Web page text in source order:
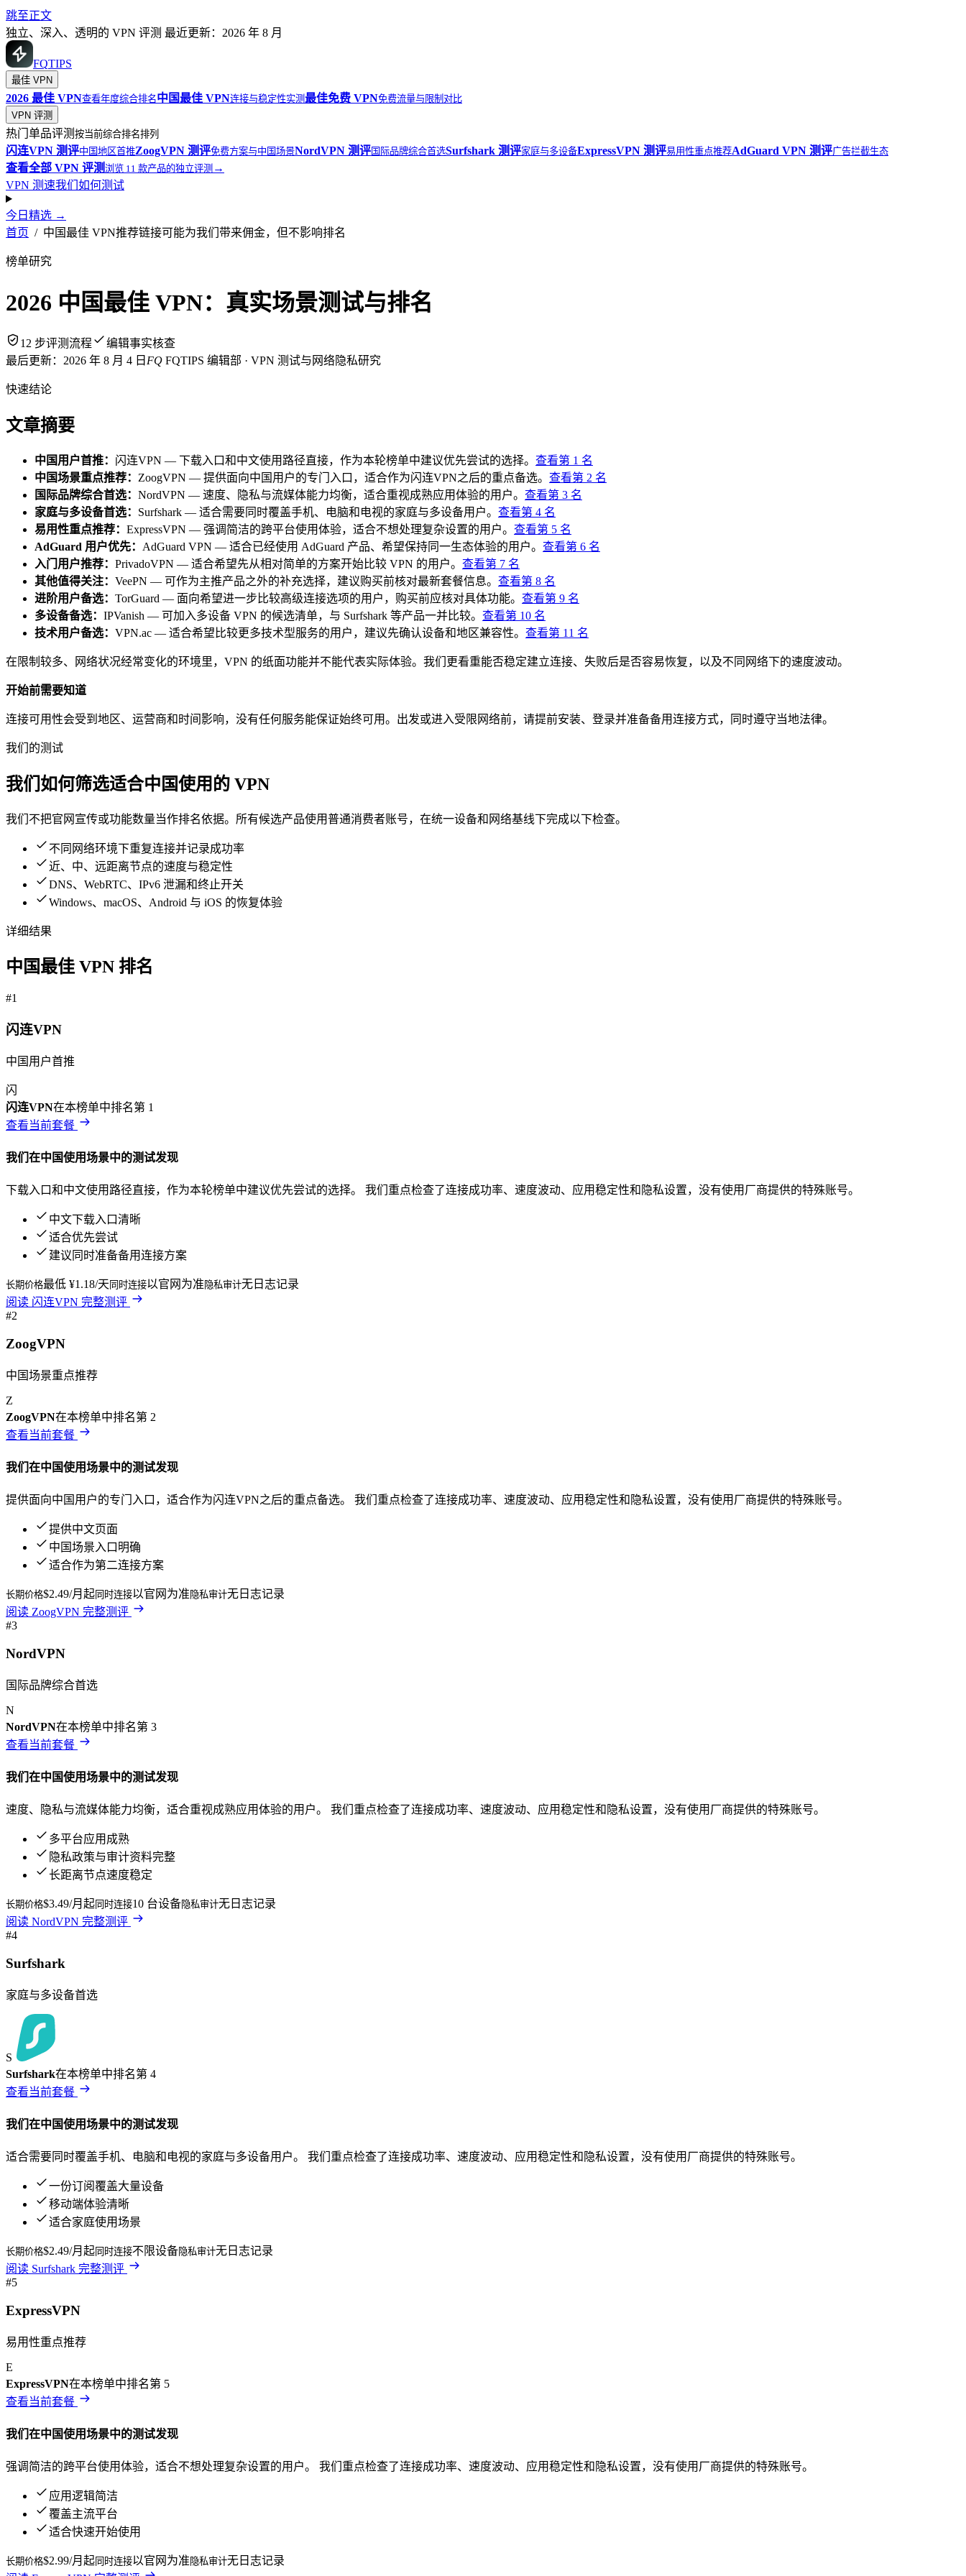
跳至正文
独立、深入、透明的 VPN 评测 最近更新：2026 年 8 月
FQTIPS
最佳 VPN
2026 最佳 VPN查看年度综合排名中国最佳 VPN连接与稳定性实测最佳免费 VPN免费流量与限制对比
VPN 评测
热门单品评测 按当前综合排名排列
闪连VPN 测评中国地区首推ZoogVPN 测评免费方案与中国场景NordVPN 测评 国际品牌综合首选Surfshark 测评家庭与多设备ExpressVPN 测评易用性重点推荐AdGuard VPN 测评广告拦截生态
查看全部 VPN 评测浏览 11 款产品的独立评测 →
VPN 测速我们如何测试
今日精选 →
首页 / 中国最佳 VPN推荐链接可能为我们带来佣金，但不影响排名
榜单研究
2026 中国最佳 VPN：真实场景测试与排名
12 步评测流程
编辑事实核查
最后更新： 2026 年 8 月 4 日 FQ FQTIPS 编辑部 · VPN 测试与网络隐私研究
快速结论
文章摘要
中国用户首推： 闪连VPN — 下载入口和中文使用路径直接，作为本轮榜单中建议优先尝试的选择。 查看第 1 名
中国场景重点推荐： ZoogVPN — 提供面向中国用户的专门入口，适合作为闪连VPN之后的重点备选。 查看第 2 名
国际品牌综合首选： NordVPN — 速度、隐私与流媒体能力均衡，适合重视成熟应用体验的用户。 查看第 3 名
家庭与多设备首选： Surfshark — 适合需要同时覆盖手机、电脑和电视的家庭与多设备用户。 查看第 4 名
易用性重点推荐： ExpressVPN — 强调简洁的跨平台使用体验，适合不想处理复杂设置的用户。 查看第 5 名
AdGuard 用户优先： AdGuard VPN — 适合已经使用 AdGuard 产品、希望保持同一生态体验的用户。 查看第 6 名
入门用户推荐： PrivadoVPN — 适合希望先从相对简单的方案开始比较 VPN 的用户。 查看第 7 名
其他值得关注： VeePN — 可作为主推产品之外的补充选择，建议购买前核对最新套餐信息。 查看第 8 名
进阶用户备选： TorGuard — 面向希望进一步比较高级连接选项的用户，购买前应核对具体功能。 查看第 9 名
多设备备选： IPVanish — 可加入多设备 VPN 的候选清单，与 Surfshark 等产品一并比较。 查看第 10 名
技术用户备选： VPN.ac — 适合希望比较更多技术型服务的用户，建议先确认设备和地区兼容性。 查看第 11 名
在限制较多、网络状况经常变化的环境里，VPN 的纸面功能并不能代表实际体验。我们更看重能否稳定建立连接、失败后是否容易恢复，以及不同网络下的速度波动。
开始前需要知道
连接可用性会受到地区、运营商和时间影响，没有任何服务能保证始终可用。出发或进入受限网络前，请提前安装、登录并准备备用连接方式，同时遵守当地法律。
我们的测试
我们如何筛选适合中国使用的 VPN
我们不把官网宣传或功能数量当作排名依据。所有候选产品使用普通消费者账号，在统一设备和网络基线下完成以下检查。
不同网络环境下重复连接并记录成功率
近、中、远距离节点的速度与稳定性
DNS、WebRTC、IPv6 泄漏和终止开关
Windows、macOS、Android 与 iOS 的恢复体验
详细结果
中国最佳 VPN 排名
#1
闪连VPN
中国用户首推
闪
闪连VPN在本榜单中排名第 1
查看当前套餐
我们在中国使用场景中的测试发现
下载入口和中文使用路径直接，作为本轮榜单中建议优先尝试的选择。 我们重点检查了连接成功率、速度波动、应用稳定性和隐私设置，没有使用厂商提供的特殊账号。
中文下载入口清晰
适合优先尝试
建议同时准备备用连接方案
长期价格最低 ¥1.18/天 同时连接以官网为准 隐私审计无日志记录
阅读 闪连VPN 完整测评
#2
ZoogVPN
中国场景重点推荐
Z
ZoogVPN在本榜单中排名第 2
查看当前套餐
我们在中国使用场景中的测试发现
提供面向中国用户的专门入口，适合作为闪连VPN之后的重点备选。 我们重点检查了连接成功率、速度波动、应用稳定性和隐私设置，没有使用厂商提供的特殊账号。
提供中文页面
中国场景入口明确
适合作为第二连接方案
长期价格$2.49/月起 同时连接以官网为准 隐私审计无日志记录
阅读 ZoogVPN 完整测评
#3
NordVPN
国际品牌综合首选
N
NordVPN在本榜单中排名第 3
查看当前套餐
我们在中国使用场景中的测试发现
速度、隐私与流媒体能力均衡，适合重视成熟应用体验的用户。 我们重点检查了连接成功率、速度波动、应用稳定性和隐私设置，没有使用厂商提供的特殊账号。
多平台应用成熟
隐私政策与审计资料完整
长距离节点速度稳定
长期价格$3.49/月起 同时连接10 台设备隐私审计无日志记录
阅读 NordVPN 完整测评
#4
Surfshark
家庭与多设备首选
S
Surfshark在本榜单中排名第 4
查看当前套餐
我们在中国使用场景中的测试发现
适合需要同时覆盖手机、电脑和电视的家庭与多设备用户。 我们重点检查了连接成功率、速度波动、应用稳定性和隐私设置，没有使用厂商提供的特殊账号。
一份订阅覆盖大量设备
移动端体验清晰
适合家庭使用场景
长期价格$2.49/月起 同时连接不限设备隐私审计无日志记录
阅读 Surfshark 完整测评
#5
ExpressVPN
易用性重点推荐
E
ExpressVPN在本榜单中排名第 5
查看当前套餐
我们在中国使用场景中的测试发现
强调简洁的跨平台使用体验，适合不想处理复杂设置的用户。 我们重点检查了连接成功率、速度波动、应用稳定性和隐私设置，没有使用厂商提供的特殊账号。
应用逻辑简洁
覆盖主流平台
适合快速开始使用
长期价格$2.99/月起 同时连接以官网为准 隐私审计无日志记录